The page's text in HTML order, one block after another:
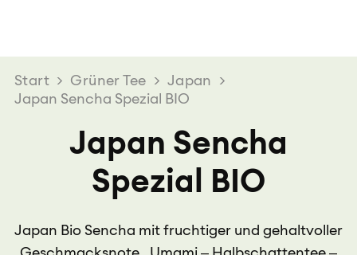
Start > Grüner Tee > Japan >
Japan Sencha Spezial BIO
Japan Sencha
Spezial BIO
Japan Bio Sencha mit fruchtiger und gehaltvoller